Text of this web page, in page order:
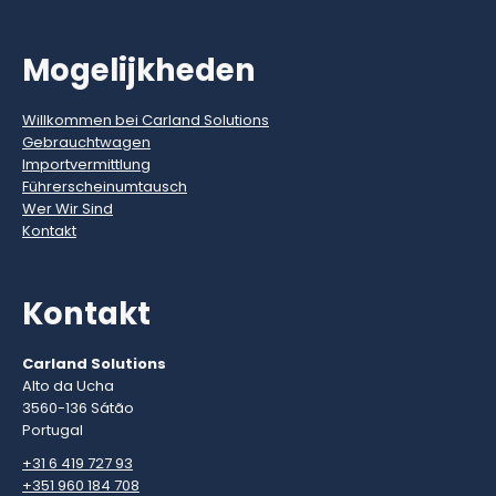
Mogelijkheden
Willkommen bei Carland Solutions
Gebrauchtwagen
Importvermittlung
Führerscheinumtausch
Wer Wir Sind
Kontakt
Kontakt
Carland Solutions
Alto da Ucha
3560-136 Sátão
Portugal
+31 6 419 727 93
+351 960 184 708